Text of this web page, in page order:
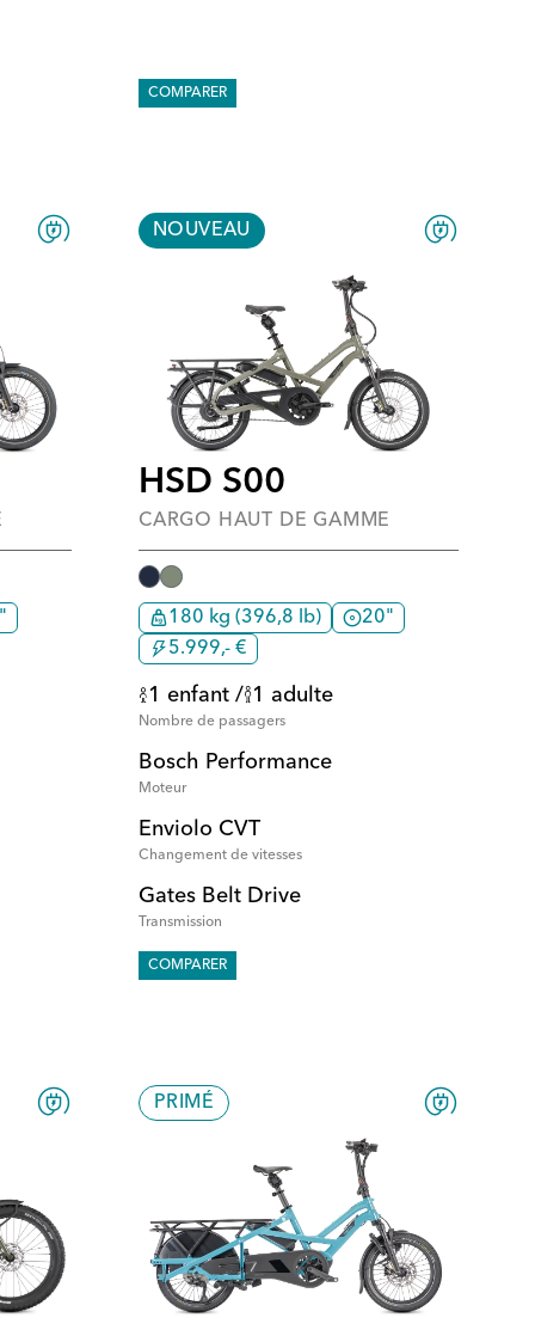
COMPARER
NOUVEAU
HSD S00
CARGO HAUT DE GAMME
180 kg (396,8 lb)
20"
5.999,- €
1 enfant / 1 adulte
Nombre de passagers
Bosch Performance
Moteur
Enviolo CVT
Changement de vitesses
Gates Belt Drive
Transmission
COMPARER
PRIMÉ